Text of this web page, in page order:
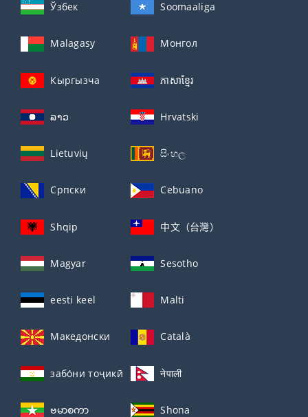
Ўзбек Soomaaliga
Malagasy Монгол
Кыргызча ភាសាខ្មែរ
ລາວ Hrvatski
Lietuvių සිංහල
Српски Cebuano
Shqip 中文（台灣）
Magyar Sesotho
eesti keel Malti
Македонски Català
забо́ни тоҷикӣ́ नेपाली
ဗမာစကာ Shona